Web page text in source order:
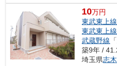
10万円
東武東上線
東武東上線
武蔵野線 「
築9年 /
埼玉県志